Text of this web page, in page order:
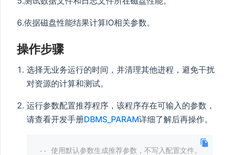
6.依据磁盘性能结果计算IO相关参数。
操作步骤
选择无业务运行的时间，并清理其他进程，避免干扰
对资源的计算和测试。
运行参数配置推荐程序，该程序存在可输入的参数，
请查看开发手册DBMS_PARAM详细了解后再操作。
-- 使用默认参数生成推荐参数，不写入配置文件。